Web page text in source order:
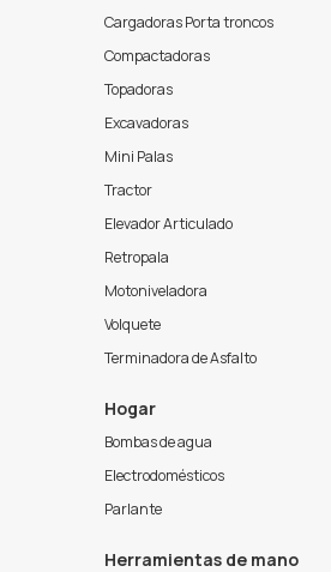
Cargadoras Porta troncos
Compactadoras
Topadoras
Excavadoras
Mini Palas
Tractor
Elevador Articulado
Retropala
Motoniveladora
Volquete
Terminadora de Asfalto
Hogar
Bombas de agua
Electrodomésticos
Parlante
Herramientas de mano